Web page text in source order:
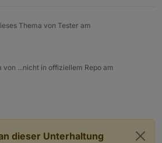
Thema von Tester am
...nicht in offiziellem Repo am
dieser Unterhaltung